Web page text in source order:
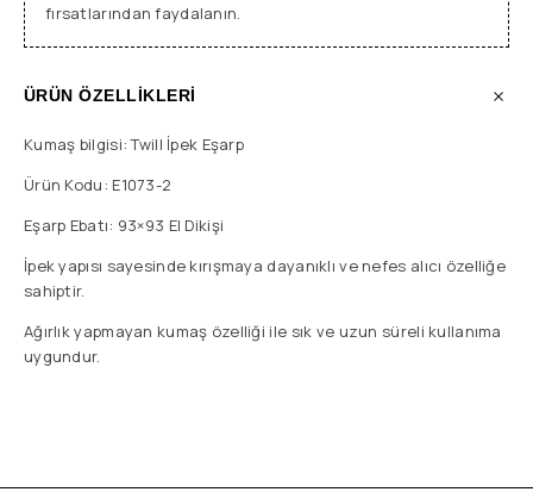
fırsatlarından faydalanın.
ÜRÜN ÖZELLİKLERİ
Kumaş bilgisi: Twill İpek Eşarp
Ürün Kodu: E1073-2
Eşarp Ebatı: 93×93 El Dikişi
İpek yapısı sayesinde kırışmaya dayanıklı ve nefes alıcı özelliğe
sahiptir.
Ağırlık yapmayan kumaş özelliği ile sık ve uzun süreli kullanıma
uygundur.